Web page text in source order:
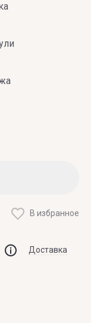
В избранное
Доставка